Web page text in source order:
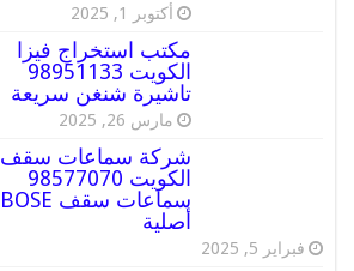
أكتوبر 1, 2025
مكتب استخراج فيزا
الكويت 98951133
تاشيرة شنغن سريعة
مارس 26, 2025
شركة سماعات سقف
الكويت 98577070
سماعات سقف BOSE
أصلية
فبراير 5, 2025